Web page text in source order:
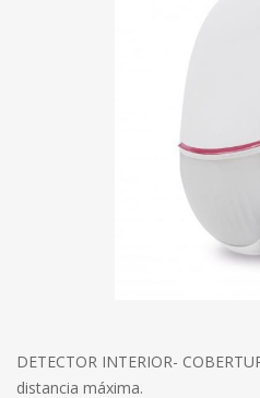
DETECTOR INTERIOR-
distancia máxima.